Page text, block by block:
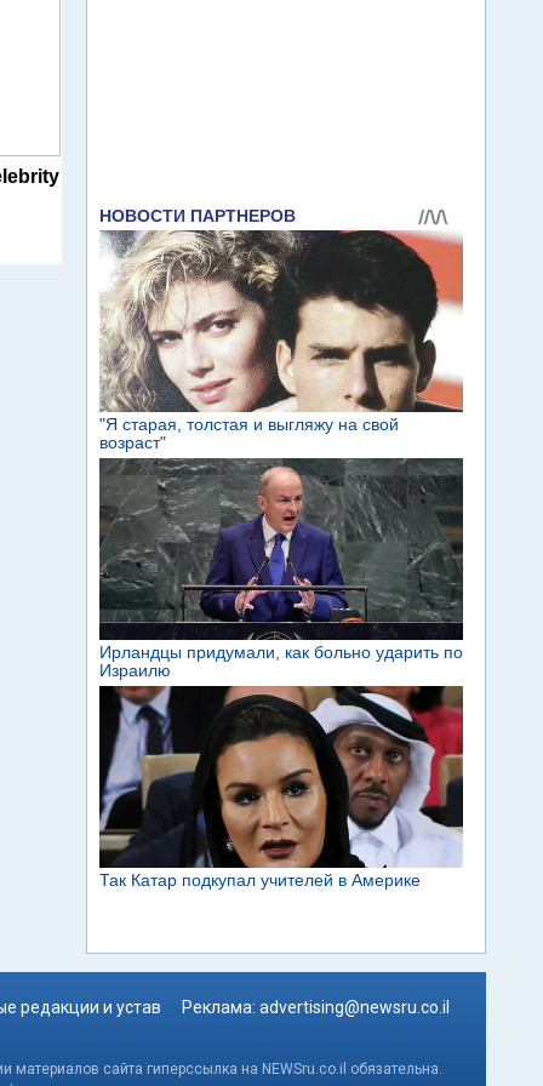
редакции и устав Реклама: advertising@newsru.co.il
сайта гиперссылка на NEWSru.co.il обязательна.